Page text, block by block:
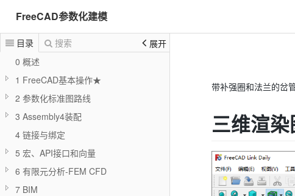
FreeCAD参数化建模
目录 搜索
展开
0 概述
1 FreeCAD基本操作★
2 参数化标准图路线
3 Assembly4装配
4 链接与绑定
5 宏、API接口和向量
6 有限元分析-FEM CFD
7 BIM
带补强圈和法兰的
三维渲染